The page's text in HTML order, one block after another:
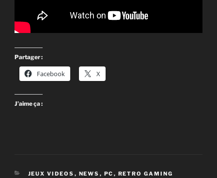
Partager :
Facebook X
J’aime ça :
CATÉGORIES
JEUX VIDEOS , NEWS , PC , RETRO GAMING